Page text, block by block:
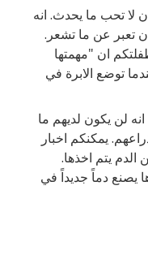
لا تحب ما يحدث. انه
تعبر عن ما تشعر.
ان "مهمتها
توضع الابرة في
لن يكون لديهم ما
يمكنكم اخبار
يتم اخذها.
يصنع دماً جديداً في